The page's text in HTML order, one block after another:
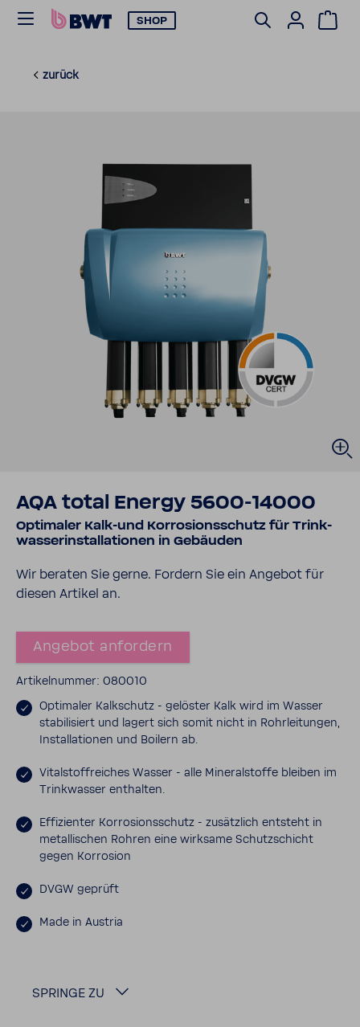
SHOP
zurück
AQA total Energy 5600-​14000
Opti­maler Kalk-​und Korro­si­ons­schutz für Trink­
was­ser­in­stal­la­tionen in Gebäuden
Wir beraten Sie gerne. Fordern Sie ein Angebot für
diesen Artikel an.
Angebot anfor­dern
Arti­kel­nummer: 080010
Opti­maler Kalk­schutz - gelöster Kalk wird im Wasser
stabi­li­siert und lagert sich somit nicht in Rohr­lei­tungen,
Instal­la­tionen und Boilern ab.
Vital­stoff­rei­ches Wasser - alle Mine­ral­stoffe bleiben im
Trink­wasser enthalten.
Effi­zi­enter Korro­si­ons­schutz - zusätz­lich entsteht in
metal­li­schen Rohren eine wirk­same Schutz­schicht
gegen Korro­sion
DVGW geprüft
Made in Austria
SPRINGE ZU